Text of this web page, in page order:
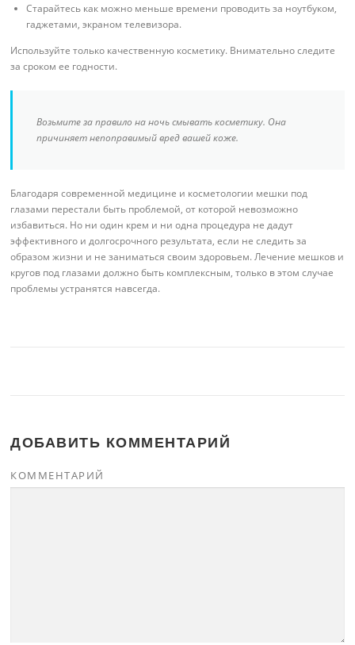
Старайтесь как можно меньше времени проводить за ноутбуком,
гаджетами, экраном телевизора.
Используйте только качественную косметику. Внимательно следите
за сроком ее годности.
Возьмите за правило на ночь смывать косметику. Она
причиняет непоправимый вред вашей коже.
Благодаря современной медицине и косметологии мешки под
глазами перестали быть проблемой, от которой невозможно
избавиться. Но ни один крем и ни одна процедура не дадут
эффективного и долгосрочного результата, если не следить за
образом жизни и не заниматься своим здоровьем. Лечение мешков и
кругов под глазами должно быть комплексным, только в этом случае
проблемы устранятся навсегда.
ДОБАВИТЬ КОММЕНТАРИЙ
КОММЕНТАРИЙ